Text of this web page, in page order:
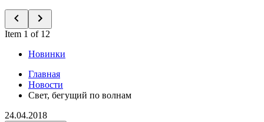
Item 1 of 12
Новинки
Главная
Новости
Свет, бегущий по волнам
24.04.2018